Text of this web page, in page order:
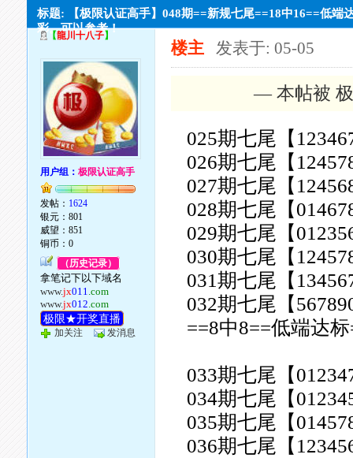
标题: 【极限认证高手】048期==新规七尾==18中16==低端
彩。可以参考！
【龍川十八子】
用户组：极限认证高手
发帖： 1624
银元：801
威望：851
铜币：0
（历史记录）
拿笔记下以下域名
www.jx011.com
www.jx012.com
极限★开奖直播
加关注 发消息
楼主 发表于: 05-05
— 本帖被
025期七尾【
026期七尾【
027期七尾【
028期七尾【
029期七尾【
030期七尾【
031期七尾【
032期七尾【
==8中8==低端达
033期七尾【
034期七尾【
035期七尾【
036期七尾【